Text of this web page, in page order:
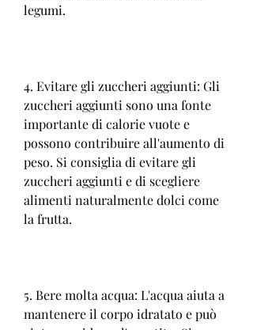
legumi.
4. Evitare gli zuccheri aggiunti: Gli
zuccheri aggiunti sono una fonte
importante di calorie vuote e
possono contribuire all'aumento di
peso. Si consiglia di evitare gli
zuccheri aggiunti e di scegliere
alimenti naturalmente dolci come
la frutta.
5. Bere molta acqua: L'acqua aiuta a
mantenere il corpo idratato e può